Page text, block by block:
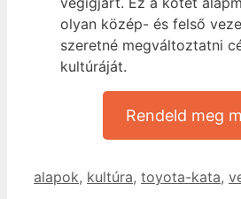
olyan közép- és felső
szeretné megváltoztatni
kultúráját.
Rendeld meg
Címkék
alapok, kultúra, toyota-kata,